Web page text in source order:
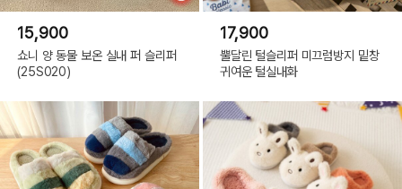
15,900
쇼니 양 동물 보온 실내 퍼 슬리퍼
(25S020)
17,900
뿔달린 털슬리퍼 미끄럼방지 밑창
귀여운 털실내화